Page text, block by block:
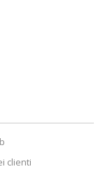
clienti